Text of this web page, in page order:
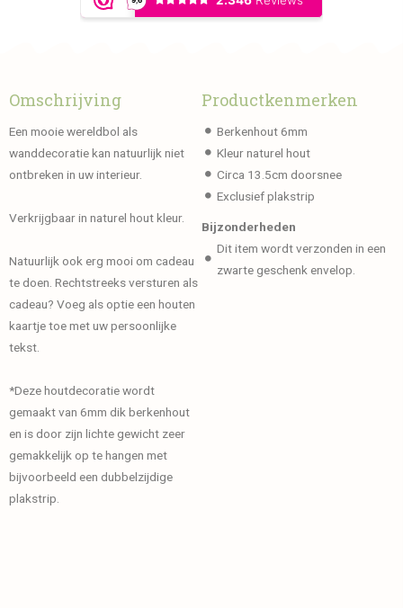
Omschrijving
Een mooie wereldbol als
wanddecoratie kan natuurlijk niet
ontbreken in uw interieur.
Verkrijgbaar in naturel hout kleur.
Natuurlijk ook erg mooi om cadeau
te doen. Rechtstreeks versturen als
cadeau? Voeg als optie een houten
kaartje toe met uw persoonlijke
tekst.
*Deze houtdecoratie wordt
gemaakt van 6mm dik berkenhout
en is door zijn lichte gewicht zeer
gemakkelijk op te hangen met
bijvoorbeeld een dubbelzijdige
plakstrip.
Productkenmerken
Berkenhout 6mm
Kleur naturel hout
Circa 13.5cm doorsnee
Exclusief plakstrip
Bijzonderheden
Dit item wordt verzonden in een
zwarte geschenk envelop.